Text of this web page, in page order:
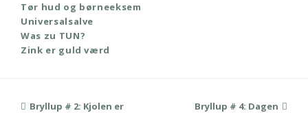
Tør hud og børneeksem
Universalsalve
Was zu TUN?
Zink er guld værd
previous
Bryllup # 2: Kjolen er next
Bryllup # 4: Dagen